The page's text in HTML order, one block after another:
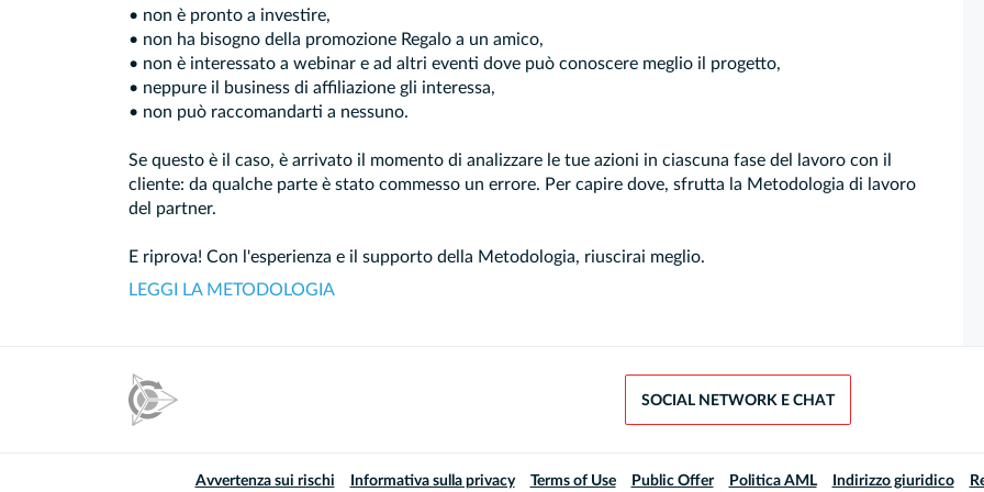
• non è pronto a investire,
• non ha bisogno della promozione Regalo a un amico,
• non è interessato a webinar e ad altri eventi dove può conoscere meglio il progetto,
• neppure il business di affiliazione gli interessa,
• non può raccomandarti a nessuno.
Se questo è il caso, è arrivato il momento di analizzare le tue azioni in ciascuna fase del lavoro con il
cliente: da qualche parte è stato commesso un errore. Per capire dove, sfrutta la Metodologia di lavoro
del partner.
E riprova! Con l'esperienza e il supporto della Metodologia, riuscirai meglio.
LEGGI LA METODOLOGIA
SOCIAL NETWORK E CHAT
Avvertenza sui rischi Informativa sulla privacy Terms of Use Public Offer Politica AML Indirizzo giuridico